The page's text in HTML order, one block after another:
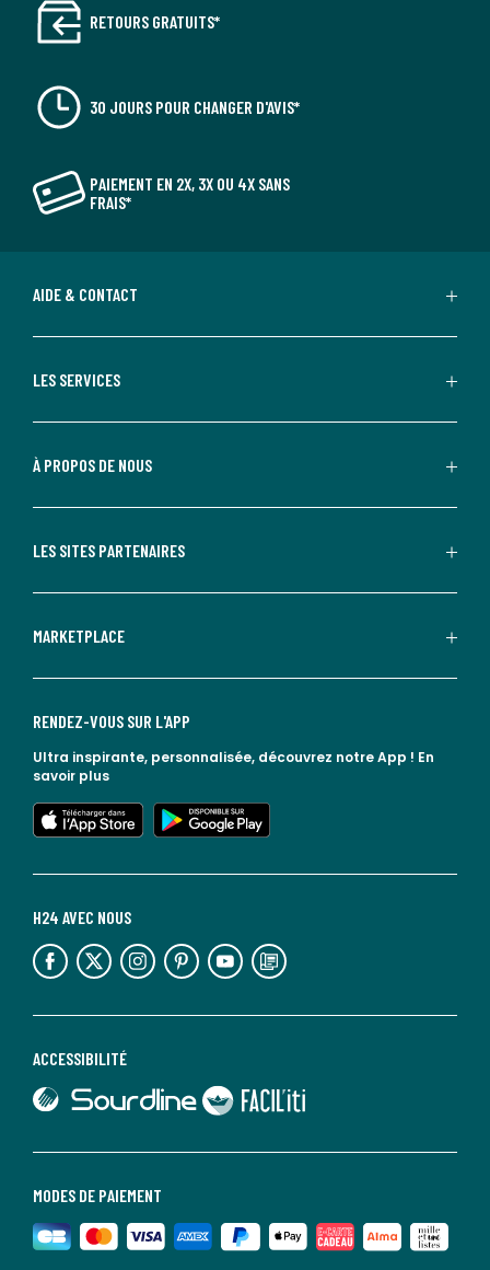
RETOURS GRATUITS*
30 JOURS POUR CHANGER D'AVIS*
PAIEMENT EN 2X, 3X OU 4X SANS
FRAIS*
AIDE & CONTACT
LES SERVICES
À PROPOS DE NOUS
LES SITES PARTENAIRES
MARKETPLACE
MODES DE PAIEMENT
ACCESSIBILITÉ
lien vers Sourdline
lien vers Faciliti
H24 AVEC NOUS
lien vers l'espace réseaux sociaux lien vers l'espace réseaux sociaux lien vers l'espace réseaux sociaux lien vers l'espace réseaux sociaux lien vers l'espace réseaux sociaux lien vers le blog la redoute
RENDEZ-VOUS SUR L'APP
Ultra inspirante, personnalisée, découvrez notre App ! En
savoir plus
lien vers l'app store
lien vers google play